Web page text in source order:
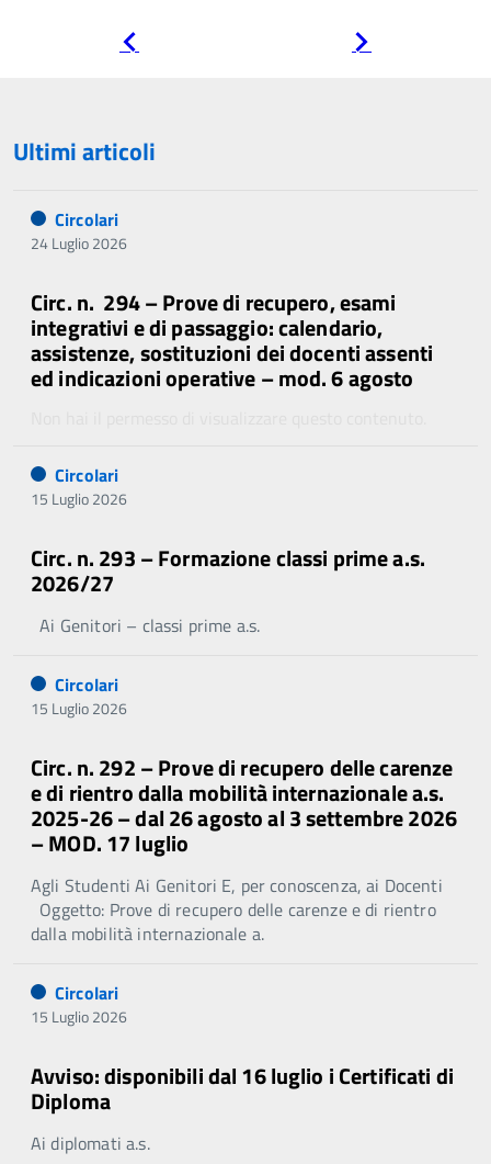
Ultimi articoli
Circolari
24 Luglio 2026
Circ. n. 294 – Prove di recupero, esami
integrativi e di passaggio: calendario,
assistenze, sostituzioni dei docenti assenti
ed indicazioni operative – mod. 6 agosto
Circolari
15 Luglio 2026
Circ. n. 293 – Formazione classi prime a.s.
2026/27
Ai Genitori – classi prime a.s.
Circolari
15 Luglio 2026
Circ. n. 292 – Prove di recupero delle carenze
e di rientro dalla mobilità internazionale a.s.
2025-26 – dal 26 agosto al 3 settembre 2026
– MOD. 17 luglio
Agli Studenti Ai Genitori E, per conoscenza, ai Docenti
Oggetto: Prove di recupero delle carenze e di rientro
dalla mobilità internazionale a.
Circolari
15 Luglio 2026
Avviso: disponibili dal 16 luglio i Certificati di
Diploma
Ai diplomati a.s.